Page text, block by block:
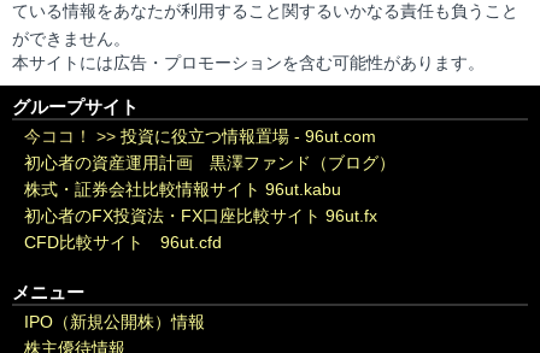
ている情報をあなたが利用すること関するいかなる責任も負うこと
ができません。
本サイトには広告・プロモーションを含む可能性があります。
グループサイト
今ココ！ >> 投資に役立つ情報置場 - 96ut.com
初心者の資産運用計画 黒澤ファンド（ブログ）
株式・証券会社比較情報サイト 96ut.kabu
初心者のFX投資法・FX口座比較サイト 96ut.fx
CFD比較サイト 96ut.cfd
メニュー
IPO（新規公開株）情報
株主優待情報